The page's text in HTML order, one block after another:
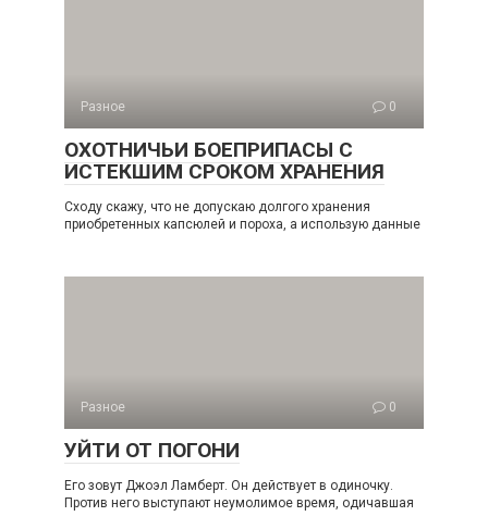
Разное 0
ОХОТНИЧЬИ БОЕПРИПАСЫ С
ИСТЕКШИМ СРОКОМ ХРАНЕНИЯ
Сходу скажу, что не допускаю долгого хранения
приобретенных капсюлей и пороха, а использую данные
Разное 0
УЙТИ ОТ ПОГОНИ
Его зовут Джоэл Ламберт. Он действует в одиночку.
Против него выступают неумолимое время, одичавшая